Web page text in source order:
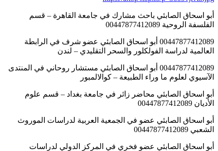
أبو اسحاق الصابئي باحث مشارك في جامعة القاهرة – قسم
الفلسفة الروحية 00447877412089
00447877412089 أبو اسحاق الصابئي عضو شرف في الرابطة
العالمية لدراسة الفولكلور والسحر التقليدي – لندن
00447877412089 أبو اسحاق الصابئي مستشار روحاني في المنتدى
الآسيوي لعلوم ما وراء الطبيعة – كوالالمبور
أبو اسحاق الصابئي محاضر زائر في جامعة بغداد – قسم علوم
الأديان 00447877412089
أبو اسحاق الصابئي عضو في الجمعية العربية لدراسات الموروث
الشعبي 00447877412089
أبو اسحاق الصابئي عضو فخري في المركز الدولي لدراسات